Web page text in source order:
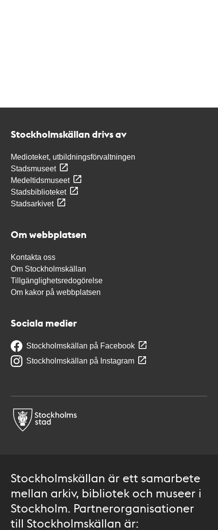
Stockholmskällan drivs av
Medioteket, utbildningsförvaltningen
Stadsmuseet
Medeltidsmuseet
Stadsbiblioteket
Stadsarkivet
Om webbplatsen
Kontakta oss
Om Stockholmskällan
Tillgänglighetsredogörelse
Om kakor på webbplatsen
Sociala medier
Stockholmskällan på Facebook
Stockholmskällan på Instagram
Stockholmskällan är ett samarbete
mellan arkiv, bibliotek och museer i
Stockholm. Partnerorganisationer
till Stockholmskällan är: